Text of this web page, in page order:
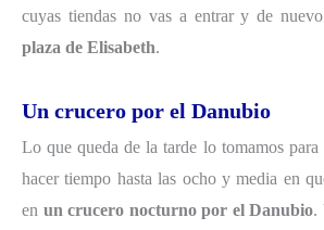
cuyas tiendas no vas a entrar y de
plaza de Elisabeth.
Un crucero por el Danubio
Lo que queda de la tarde lo tomamos
hacer tiempo hasta las ocho y media en
en un crucero nocturno por el Danubio.